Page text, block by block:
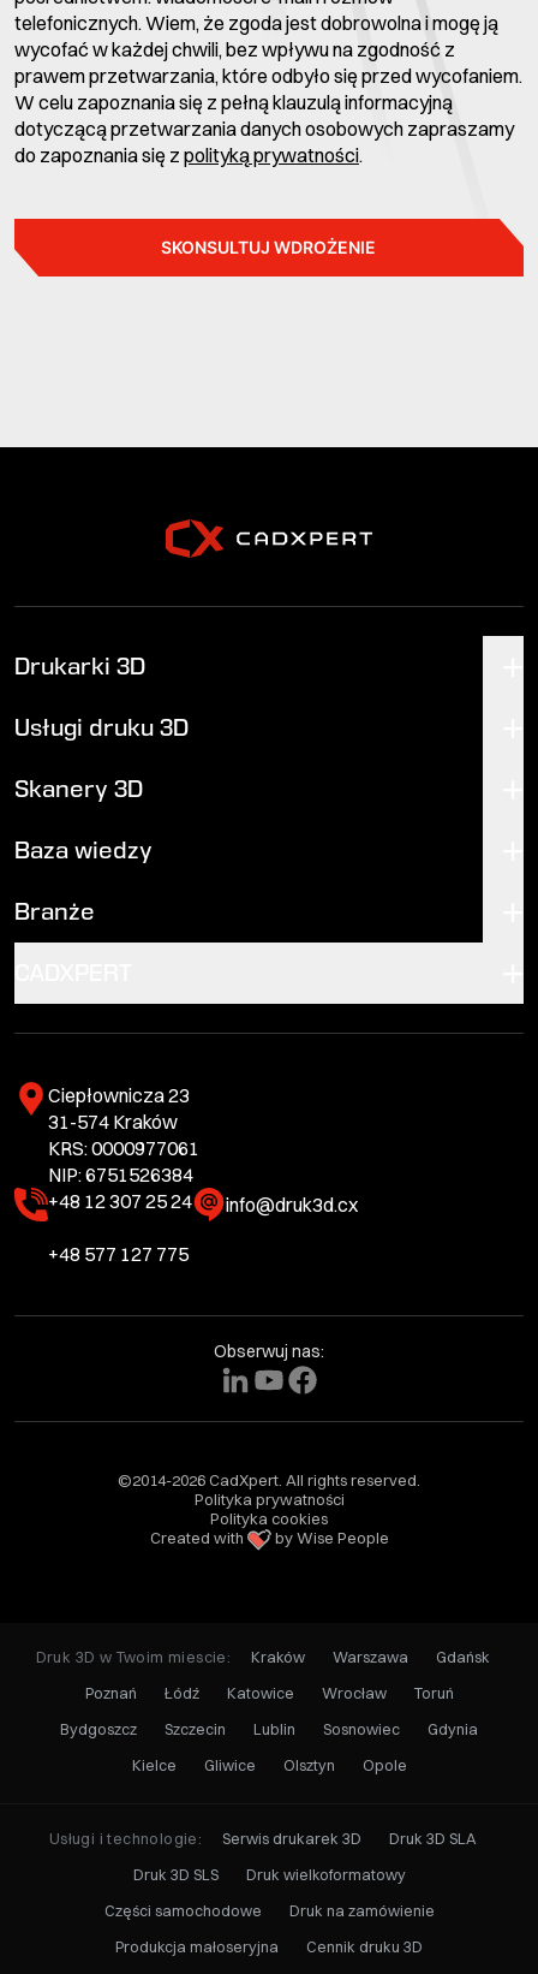
telefonicznych. Wiem, że zgoda jest dobrowolna i mogę ją
wycofać w każdej chwili, bez wpływu na zgodność z
prawem przetwarzania, które odbyło się przed wycofaniem.
W celu zapoznania się z pełną klauzulą informacyjną
dotyczącą przetwarzania danych osobowych zapraszamy
do zapoznania się z polityką prywatności.
SKONSULTUJ WDROŻENIE
Drukarki 3D
Usługi druku 3D
Skanery 3D
Baza wiedzy
Branże
Ciepłownicza 23
31-574 Kraków
KRS: 0000977061
NIP: 6751526384
+48 12 307 25 24
+48 577 127 775
info@druk3d.cx
Obserwuj nas:
©2014-2026 CadXpert. All rights reserved.
Polityka prywatności
Polityka cookies
Created with
by Wise People
Druk 3D w Twoim miescie: Kraków Warszawa
Gdańsk
Poznań
Łódź Katowice Wrocław
Toruń
Bydgoszcz
Szczecin Lublin Sosnowiec
Gdynia
Kielce
Gliwice Olsztyn Opole
Usługi i technologie: Serwis drukarek 3D
Druk 3D SLA
Druk 3D SLS
Druk wielkoformatowy
Części samochodowe
Druk na zamówienie
Produkcja małoseryjna
Cennik druku 3D